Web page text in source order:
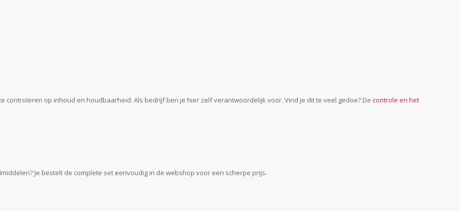
controleren op inhoud en houdbaarheid. Als bedrijf ben je hier zelf verantwoordelijk voor. Vind je dit te veel gedoe? Decontrole en het
Je bestelt de complete set eenvoudig in de webshop voor een scherpe prijs.